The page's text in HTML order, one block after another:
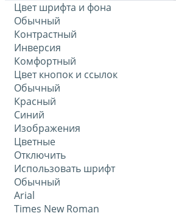
Цвет шрифта и фона
Обычный
Контрастный
Инверсия
Комфортный
Цвет кнопок и ссылок
Обычный
Красный
Синий
Изображения
Цветные
Отключить
Использовать шрифт
Обычный
Arial
Times New Roman